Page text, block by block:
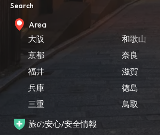
Search
Area
大阪
京都
福井
兵庫
三重
和歌山
奈良
滋賀
徳島
鳥取
旅の安心/安全情報